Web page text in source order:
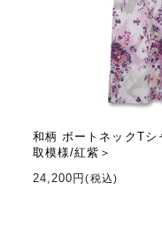
和柄 ボートネックTシ
取模様/紅紫＞
24,200円(税込)